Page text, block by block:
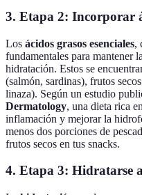
3. Etapa 2: Incorporar
Los ácidos grasos esenciales,
fundamentales para mantener
hidratación. Estos se
(salmón, sardinas), frutos
linaza). Según un estudio
Dermatology, una dieta rica
inflamación y mejorar la
menos dos porciones de
frutos secos en tus snacks.
4. Etapa 3: Hidratarse